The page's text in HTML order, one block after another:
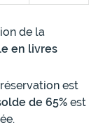
de la
en livres
est
de 65% est